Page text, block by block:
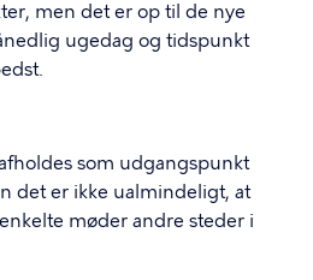
men det er op til de nye
ugedag og tidspunkt
som udgangspunkt
det er ikke ualmindeligt, at
møder andre steder i